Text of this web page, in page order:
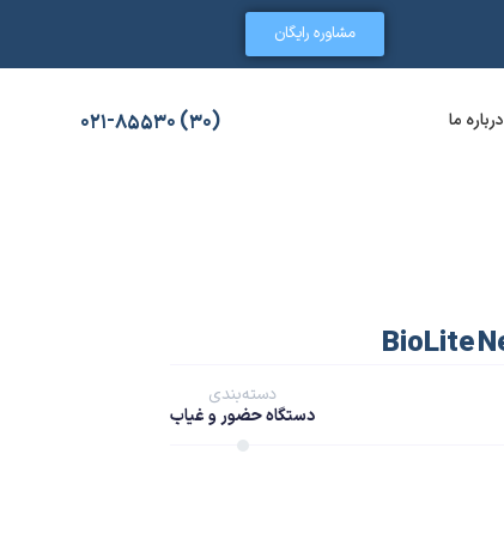
مشاوره رایگان
درباره ما (30) 021-85530
دسته‌بندی
دستگاه حضور و غیاب